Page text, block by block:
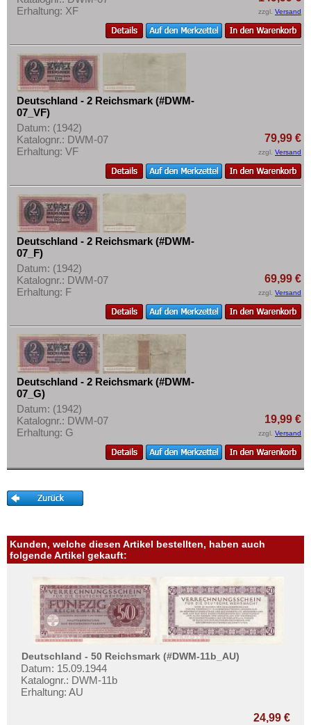
Mehr über...
Zahlungsbedingungen
Privatsphäre und Datenschutz
Widerrufsbelehrung
Liefer- und Versandkosten
AGB
Impressum
Erhaltung: XF
zzgl. Versand
Deutschland - 2 Reichsmark (#DWM-
07_VF)
Datum: (1942)
Katalognr.: DWM-07
Erhaltung: VF
79,99 €
zzgl. Versand
Deutschland - 2 Reichsmark (#DWM-
07_F)
Datum: (1942)
Katalognr.: DWM-07
Erhaltung: F
69,99 €
zzgl. Versand
Deutschland - 2 Reichsmark (#DWM-
07_G)
Datum: (1942)
Katalognr.: DWM-07
Erhaltung: G
19,99 €
zzgl. Versand
Kunden, welche diesen Artikel bestellten, haben auch
folgende Artikel gekauft:
Deutschland - 50 Reichsmark (#DWM-11b_AU)
Datum: 15.09.1944
Katalognr.: DWM-11b
Erhaltung: AU
24,99 €